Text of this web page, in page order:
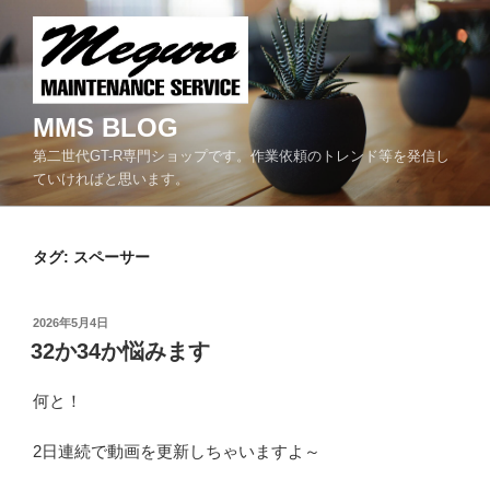
ン
テ
へ
MMS BLOG
第二世代GT-R専門ショップです。作業依頼のトレンド等を発信し
ていければと思います。
タグ: スペーサー
投
稿
日:
2026年5月4日
32か34か悩みます
何と！
2日連続で動画を更新しちゃいますよ～